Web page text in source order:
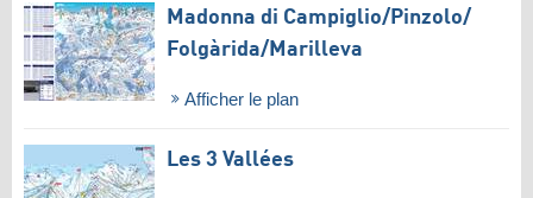
Madonna di Campiglio/​Pinzolo/​
Folgàrida/​Marilleva
Afficher le plan
Les 3 Vallées